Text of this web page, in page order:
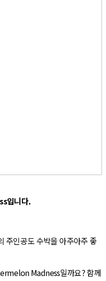
입니다.
주인공도 수박을 아주아주 좋
Madness일까요? 함께